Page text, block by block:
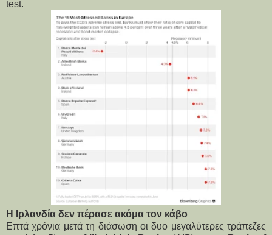
test.
H Ιρλανδία δεν πέρασε ακόμα τον κάβο
Επτά χρόνια μετά τη διάσωση οι δυο μεγαλύτερες τράπεζες